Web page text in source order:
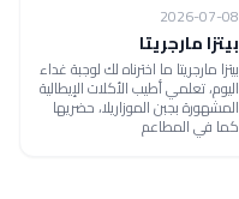
2026-07-08
بيتزا مارجريتا
بيتزا مارجريتا ما اخترناه لك لوجبة غداء
اليوم، تعلمي أطيب الأكلات الإيطالية
المشهورة بجبن الموزاريلا، حضريها
كما في المطاعم